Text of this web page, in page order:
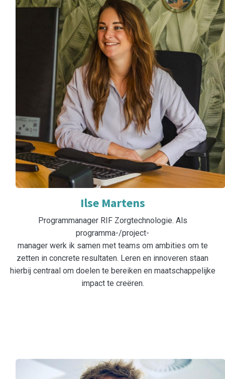
Ilse Martens
Programmanager RIF Zorgtechnologie. Als
programma-/project-
manager werk ik samen met teams om ambities om te
zetten in concrete resultaten. Leren en innoveren staan
hierbij centraal om doelen te bereiken en maatschappelijke
impact te creëren.